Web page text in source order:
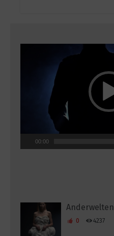
00:00
Anderwelten
0 4237